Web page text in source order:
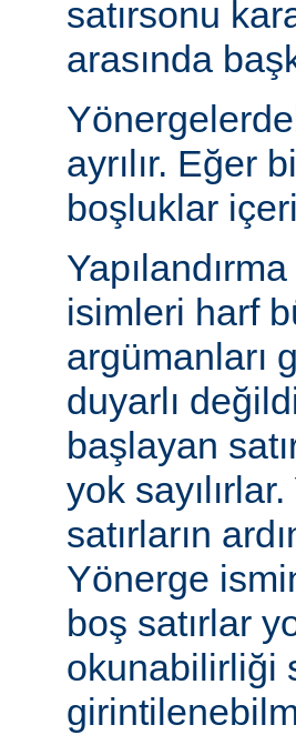
satırsonu
arasında
ayrılır. Eğer
boşluklar
isimleri harf
argümanları
duyarlı
başlayan
yok
satırların
Yönerge
boş satırlar
okunabilirliği